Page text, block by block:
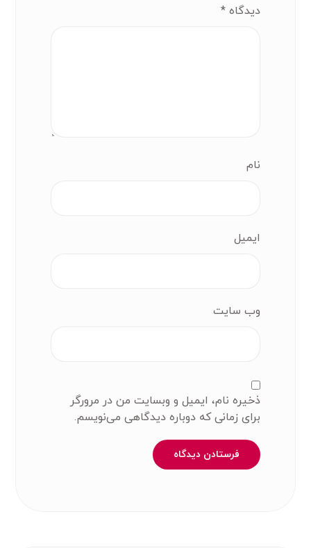
دیدگاه*
نام
ایمیل
وب‌ سایت
ذخیره نام، ایمیل و وبسایت من در مرورگر
برای زمانی که دوباره دیدگاهی می‌نویسم.
فرستادن دیدگاه